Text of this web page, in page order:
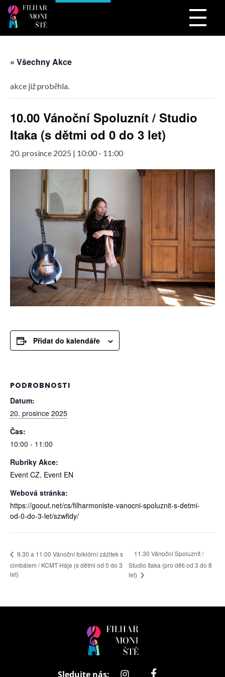
Filharmonistě
« Všechny Akce
akce již proběhla.
10.00 Vánoční Spoluznít / Studio
Itaka (s dětmi od 0 do 3 let)
20. prosince 2025 | 10:00 - 11:00
Přidat do kalendáře
PODROBNOSTI
Datum:
20. prosince 2025
Čas:
10:00 - 11:00
Rubriky Akce:
Event CZ, Event EN
Webová stránka:
https://goout.net/cs/filharmoniste-vanocni-spoluznit-s-detmi-
od-0-do-3-let/szwfidy/
9.30 a 11.00 Vánoční folklórní zážitek s
cimbálem / KCMT Háje (s dětmi od 0 do 3
let)
11.30 Vánoční Spoluznít /
Studio Itaka (pro děti od 3 do 8
let)
Sledujte nás: